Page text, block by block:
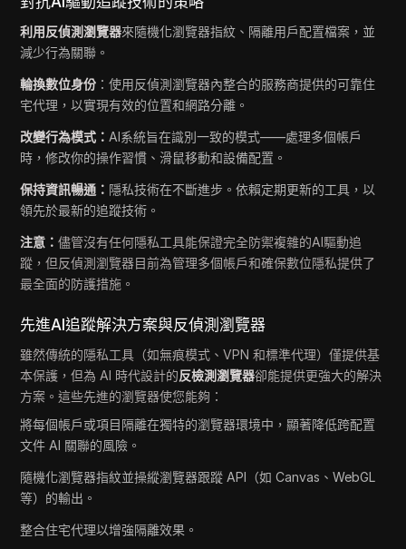
利用反偵測瀏覽器來隨機化瀏覽器指紋、隔離用戶配置檔案，並
減少行為關聯。
輪換數位身份 ：使用反偵測瀏覽器內整合的服務商提供的可靠住
宅代理，以實現有效的位置和網路分離。
改變行為模式： AI系統旨在識別一致的模式——處理多個帳戶
時，修改你的操作習慣、滑鼠移動和設備配置。
保持資訊暢通： 隱私技術在不斷進步。依賴定期更新的工具，以
領先於最新的追蹤技術。
注意：儘管沒有任何隱私工具能保證完全防禦複雜的AI驅動追
蹤，但反偵測瀏覽器目前為管理多個帳戶和確保數位隱私提供了
最全面的防護措施。
先進AI追蹤解決方案與反偵測瀏覽器
雖然傳統的隱私工具（如無痕模式、VPN 和標準代理）僅提供基
本保護，但為 AI 時代設計的反檢測瀏覽器卻能提供更強大的解決
方案。這些先進的瀏覽器使您能夠：
將每個帳戶或項目隔離在獨特的瀏覽器環境中，顯著降低跨配置
文件 AI 關聯的風險。
隨機化瀏覽器指紋並操縱瀏覽器跟蹤 API（如 Canvas、WebGL
等）的輸出。
整合住宅代理以增強隔離效果。